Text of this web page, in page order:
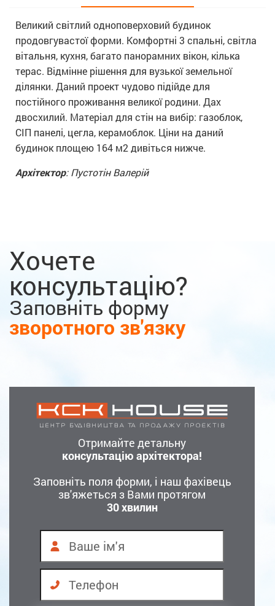
Великий світлий одноповерховий будинок
продовгувастої форми. Комфортні 3 спальні, світла
вітальня, кухня, багато панорамних вікон, кілька
терас. Відмінне рішення для вузької земельної
ділянки. Даний проект чудово підійде для
постійного проживання великої родини. Дах
двосхилий. Матеріал для стін на вибір: газоблок,
СІП панелі, цегла, керамоблок. Ціни на даний
будинок площею 164 м2 дивіться нижче.
Архітектор: Пустотін Валерій
Хочете
консультацію?
Заповніть форму
зворотного зв'язку
Отримайте детальну
консультацію архітектора!
Заповніть поля форми, і наш фахівець
зв'яжеться з Вами протягом
30 хвилин